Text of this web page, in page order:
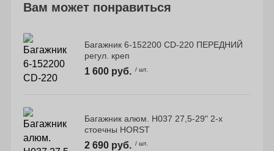
Вам может понравиться
Багажник 6-152200 CD-220 ПЕРЕДНИЙ
регул. креп
1 600 руб. / шт.
Багажник алюм. H037 27,5-29" 2-х
стоечны HORST
2 690 руб. / шт.